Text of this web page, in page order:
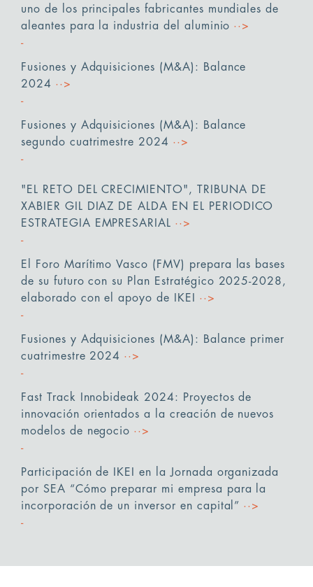
uno de los principales fabricantes mundiales de
aleantes para la industria del aluminio ··>
Fusiones y Adquisiciones (M&A): Balance
2024 ··>
Fusiones y Adquisiciones (M&A): Balance
segundo cuatrimestre 2024 ··>
"EL RETO DEL CRECIMIENTO", TRIBUNA DE
XABIER GIL DIAZ DE ALDA EN EL PERIODICO
ESTRATEGIA EMPRESARIAL ··>
El Foro Marítimo Vasco (FMV) prepara las bases
de su futuro con su Plan Estratégico 2025-2028,
elaborado con el apoyo de IKEI
··>
Fusiones y Adquisiciones (M&A): Balance primer
cuatrimestre 2024 ··>
Fast Track Innobideak 2024: Proyectos de
innovación orientados a la creación de nuevos
modelos de negocio ··>
Participación de IKEI en la Jornada organizada
por SEA “Cómo preparar mi empresa para la
incorporación de un inversor en capital” ··>